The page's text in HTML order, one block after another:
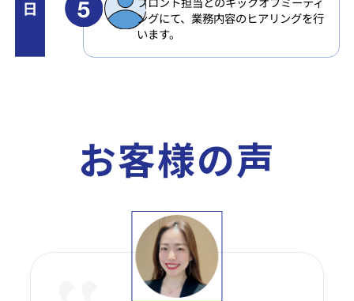
ングにて、業務内容のヒアリングを行
います。
お客様の声